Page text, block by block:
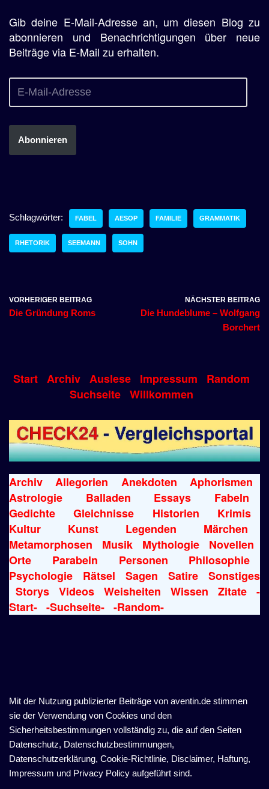
Gib deine E-Mail-Adresse an, um diesen Blog zu
abonnieren und Benachrichtigungen über neue
Beiträge via E-Mail zu erhalten.
Abonnieren
Schlagwörter: FABEL AESOP FAMILIE GRAMMATIK
RHETORIK SEEMANN SOHN
VORHERIGER BEITRAG
Die Gründung Roms
NÄCHSTER BEITRAG
Die Hundeblume – Wolfgang
Borchert
Start Archiv Auslese Impressum
Random
Suchseite Willkommen
Archiv Allegorien Anekdoten
Aphorismen
Astrologie
Balladen Essays
Fabeln
Gedichte
Gleichnisse Historien
Krimis
Kultur
Kunst Legenden
Märchen
Metamorphosen
Musik Mythologie
Novellen
Orte
Parabeln Personen
Philosophie
Psychologie
Rätsel Sagen Satire
Sonstiges
Storys
Videos Weisheiten Wissen Zitate
-
Start- -Suchseite- -Random-
Mit der Nutzung publizierter Beiträge von aventin.de stimmen
sie der Verwendung von Cookies und den
Sicherheitsbestimmungen vollständig zu, die auf den Seiten
Datenschutz, Datenschutzbestimmungen,
Datenschutzerklärung, Cookie-Richtlinie, Disclaimer, Haftung,
Impressum und Privacy Policy aufgeführt sind.